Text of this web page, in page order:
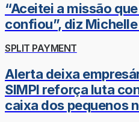
“Aceitei a missão
confiou”, diz
SPLIT PAYMENT
Alerta deixa
SIMPI reforça luta
caixa dos pequenos